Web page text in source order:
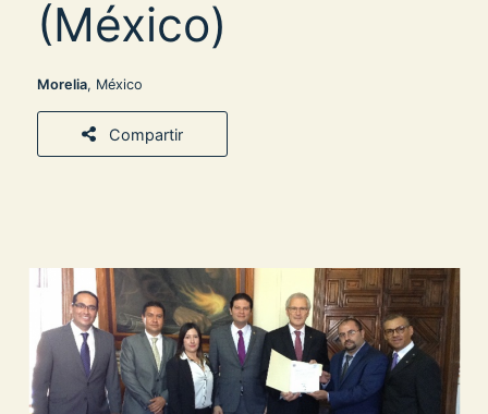
(México)
Morelia, México
Compartir